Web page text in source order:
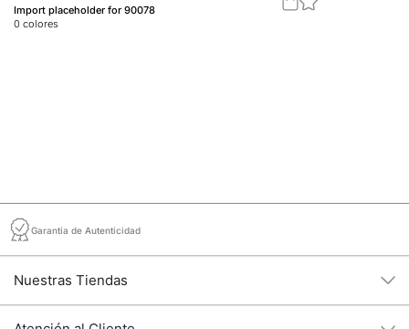
Import placeholder for 90078
0 colores
Garantía de Autenticidad
Nuestras Tiendas